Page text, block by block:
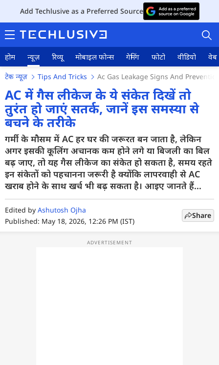
Add Techlusive as a Preferred Source
होम न्यूज़ रिव्यू मोबाइल फोन्स गेमिंग फोटो वीडियो वेब
होम
न्यूज़
रिव्यू
मोबाइल फोन्स
गेमिंग
फोटो
टेक न्यूज़ Tips And Tricks Ac Gas Leakage Signs And
AC में गैस लीकेज के ये संकेत दिखें तो
तुरंत हो जाएं सतर्क, जानें इस समस्या से
बचने के तरीके
गर्मी के मौसम में AC हर घर की जरूरत बन जाता है, लेकिन
अगर इसकी कूलिंग अचानक कम होने लगे या बिजली का बिल
बढ़ जाए, तो यह गैस लीकेज का संकेत हो सकता है, समय रहते
इन संकेतों को पहचानना जरूरी है क्योंकि लापरवाही से AC
खराब होने के साथ खर्च भी बढ़ सकता है। आइए जानते हैं...
Edited by Ashutosh Ojha
Published: May 18, 2026, 12:26 PM (IST)
Share